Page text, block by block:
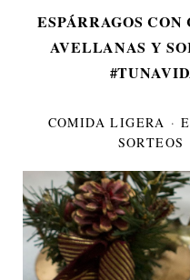
ESPÁRRAGOS
AVELLANAS Y
COMIDA LIGERA ·
SORTEOS